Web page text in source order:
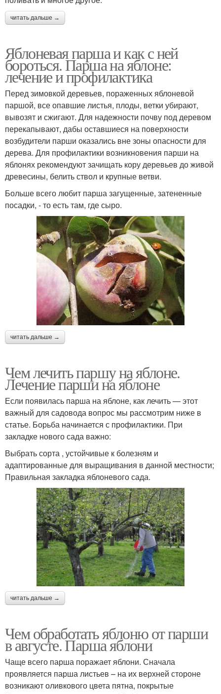
читать дальше →
Яблоневая парша и как с ней
бороться. Парша на яблоне:
лечение и профилактика
Перед зимовкой деревьев, пораженных яблоневой
паршой, все опавшие листья, плоды, ветки убирают,
вывозят и сжигают. Для надежности почву под деревом
перекапывают, дабы оставшиеся на поверхности
возбудители парши оказались вне зоны опасности для
дерева. Для профилактики возникновения парши на
яблонях рекомендуют зачищать кору деревьев до живой
древесины, белить ствол и крупные ветви.
Больше всего любит парша загущенные, затененные
посадки, - то есть там, где сыро.
читать дальше →
Чем лечить паршу на яблоне.
Лечение парши на яблоне
Если появилась парша на яблоне, как лечить — этот
важный для садовода вопрос мы рассмотрим ниже в
статье. Борьба начинается с профилактики. При
закладке нового сада важно:
Выбрать сорта , устойчивые к болезням и
адаптированные для выращивания в данной местности;
Правильная закладка яблоневого сада.
читать дальше →
Чем обработать яблоню от парши
в августе. Парша яблони
Чаще всего парша поражает яблони. Сначала
проявляется парша листьев – на их верхней стороне
возникают оливкового цвета пятна, покрытые